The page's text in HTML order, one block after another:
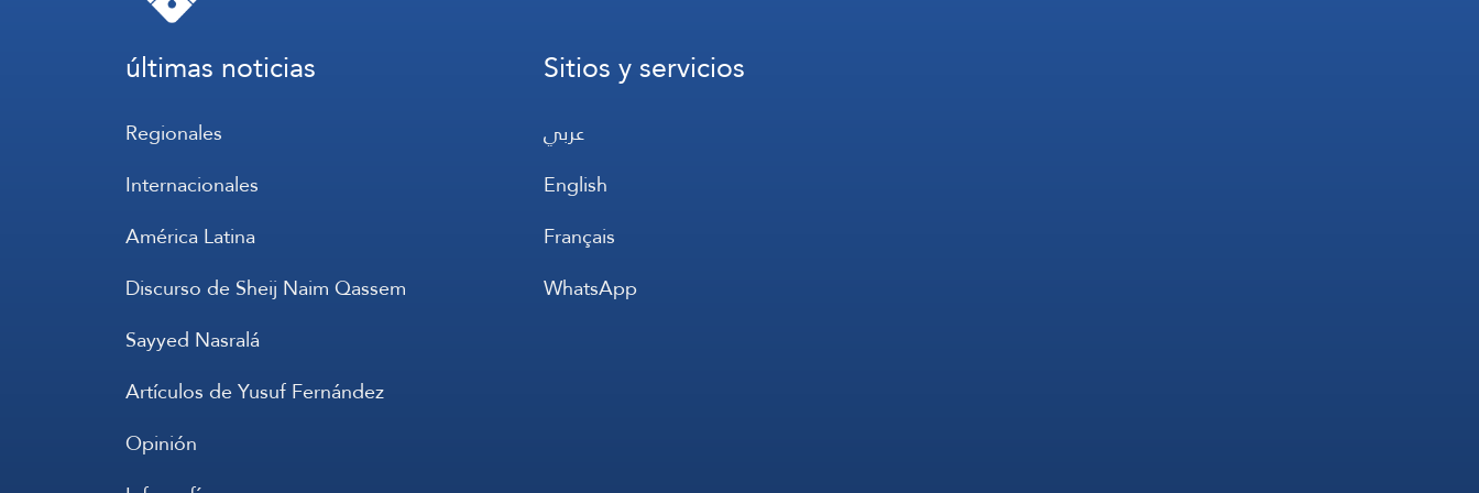
últimas noticias
Regionales
Internacionales
América Latina
Discurso de Sheij Naim Qassem
Sayyed Nasralá
Artículos de Yusuf Fernández
Opinión
Sitios y servicios
عربي
English
Français
WhatsApp